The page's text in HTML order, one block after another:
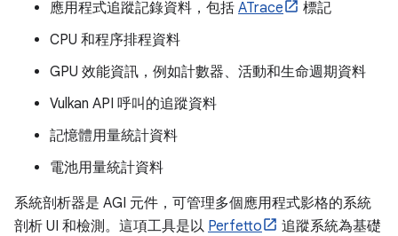
應用程式追蹤記錄資料，包括 ATrace
標記
CPU 和程序排程資料
GPU 效能資訊，例如計數器、活動和生命週期資料
Vulkan API 呼叫的追蹤資料
記憶體用量統計資料
電池用量統計資料
系統剖析器是 AGI 元件，可管理多個應用程式影格的系統
剖析 UI 和檢測。這項工具是以 Perfetto
追蹤系統為基礎